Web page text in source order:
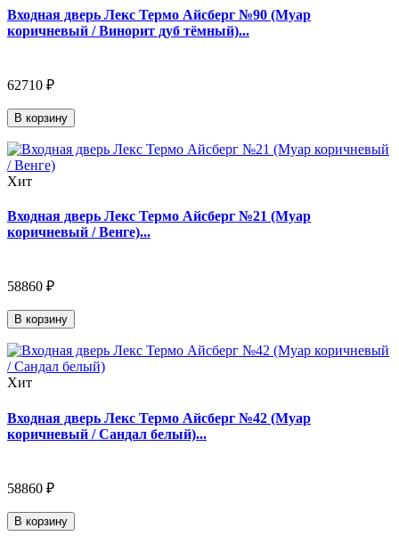
Входная дверь Лекс Термо Айсберг №90 (Муар
коричневый / Винорит дуб тёмный)...
62710 ₽
В корзину
Хит
Входная дверь Лекс Термо Айсберг №21 (Муар
коричневый / Венге)...
58860 ₽
В корзину
Хит
Входная дверь Лекс Термо Айсберг №42 (Муар
коричневый / Сандал белый)...
58860 ₽
В корзину